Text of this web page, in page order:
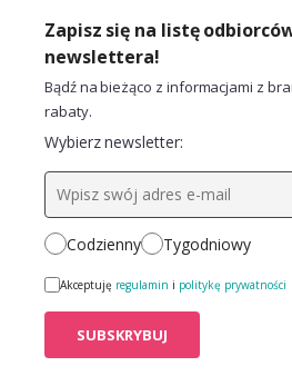
Zapisz się na listę
newslettera!
Bądź na bieżąco z informacjami z
rabaty.
Wybierz newsletter:
Codzienny Tygodniowy
Akceptuję regulamin i politykę prywatności